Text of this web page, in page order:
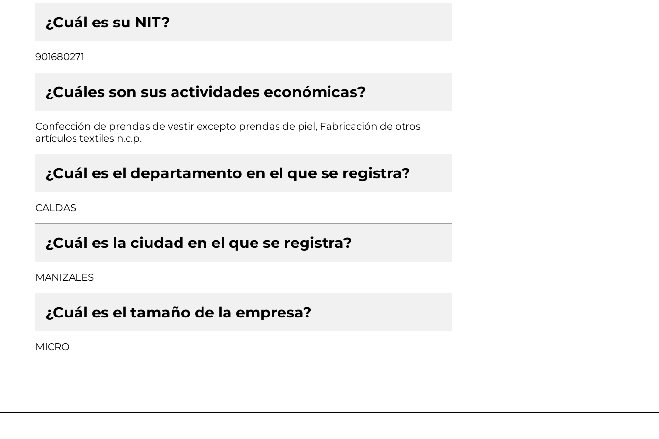
¿Cuál es su NIT?
901680271
¿Cuáles son sus actividades económicas?
Confección de prendas de vestir excepto prendas de piel, Fabricación de otros
artículos textiles n.c.p.
¿Cuál es el departamento en el que se registra?
CALDAS
¿Cuál es la ciudad en el que se registra?
MANIZALES
¿Cuál es el tamaño de la empresa?
MICRO